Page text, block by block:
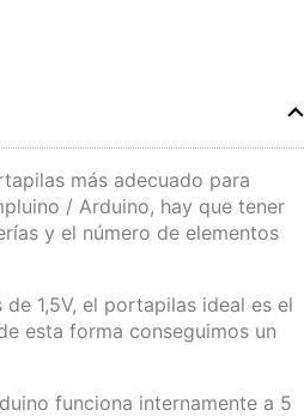
más adecuado para
/ Arduino, hay que tener
y el número de elementos
1,5V, el portapilas ideal es el
esta forma conseguimos un
funciona internamente a 5